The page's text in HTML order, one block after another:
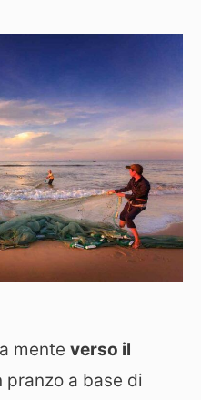
mente verso il
pranzo a base di